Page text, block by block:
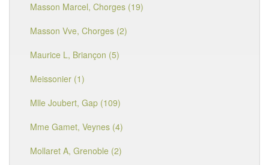
Masson Marcel, Chorges (19)
Masson Vve, Chorges (2)
Maurice L, Briançon (5)
Meissonier (1)
Mlle Joubert, Gap (109)
Mme Gamet, Veynes (4)
Mollaret A, Grenoble (2)